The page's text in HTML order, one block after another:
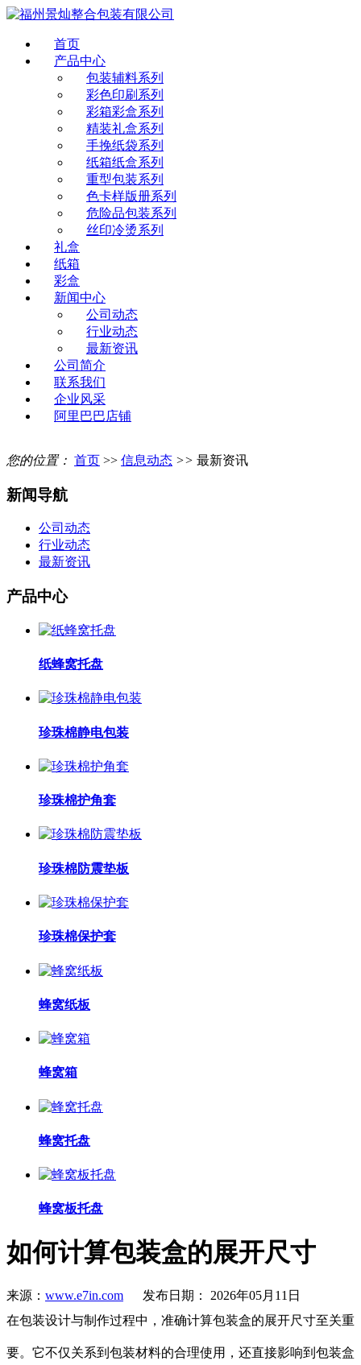
首页
产品中心
包装辅料系列
彩色印刷系列
彩箱彩盒系列
精装礼盒系列
手挽纸袋系列
纸箱纸盒系列
重型包装系列
色卡样版册系列
危险品包装系列
丝印冷烫系列
礼盒
纸箱
彩盒
新闻中心
公司动态
行业动态
最新资讯
公司简介
联系我们
企业风采
阿里巴巴店铺
您的位置： 首页 >> 信息动态 >> 最新资讯
新闻导航
公司动态
行业动态
最新资讯
产品中心
纸蜂窝托盘
珍珠棉静电包装
珍珠棉护角套
珍珠棉防震垫板
珍珠棉保护套
蜂窝纸板
蜂窝箱
蜂窝托盘
蜂窝板托盘
如何计算包装盒的展开尺寸
来源： www.e7in.com 发布日期： 2026年05月11日
在包装设计与制作过程中，准确计算包装盒的展开尺寸至关重
要。它不仅关系到包装材料的合理使用，还直接影响到包装盒